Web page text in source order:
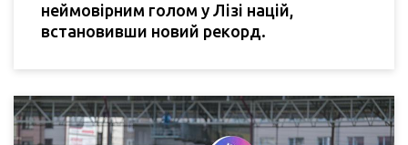
неймовірним голом у Лізі націй,
встановивши новий рекорд.